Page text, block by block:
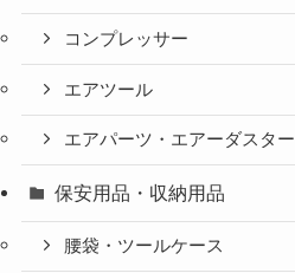
コンプレッサー
エアツール
エアパーツ・エアーダスター
保安用品・収納用品
腰袋・ツールケース